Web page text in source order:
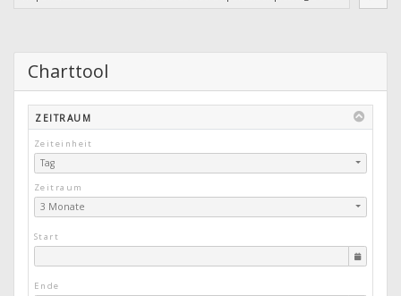
Charttool
ZEITRAUM
Zeiteinheit
Tag
Zeitraum
3 Monate
Start
Ende